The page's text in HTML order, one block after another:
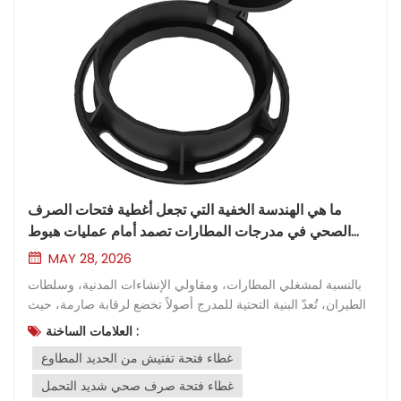
ما هي الهندسة الخفية التي تجعل أغطية فتحات الصرف
الصحي في مدرجات المطارات تصمد أمام عمليات هبوط
الطائرات التجارية؟
MAY 28, 2026
بالنسبة لمشغلي المطارات، ومقاولي الإنشاءات المدنية، وسلطات
الطيران، تُعدّ البنية التحتية للمدرج أصولاً تخضع لرقابة صارمة، حيث
لا مجال لأي خلل في المواد. فأسفل المساحة المسطحة من
الخرسانة والإسفلت، تكمن شبكة حيوية من الأسلاك الكهربائية،
والألياف الضوئية، وأنظمة الصرف، وإضاءة المدرج
المتخصصة.يتطلب الحفاظ على شبكة المرافق تحت الأرض هذه
العلامات الساخنة :
غطاء فتحة تفتيش من الحديد المطاوع
غطاء فتحة صرف صحي شديد التحمل